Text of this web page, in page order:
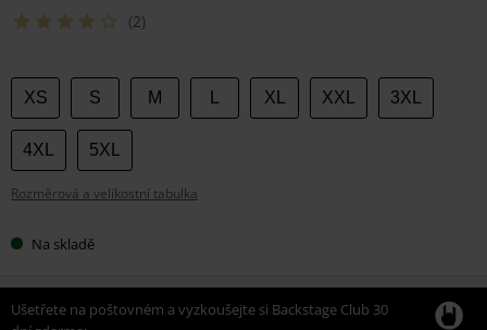
(2)
Vyberte
si
velikost
XS S M XL XXL 3XL
4XL 5XL
Rozměrová a velikostní tabulka
Na skladě
Ušetřete na poštovném a vyzkoušejte si Backstage Club 30